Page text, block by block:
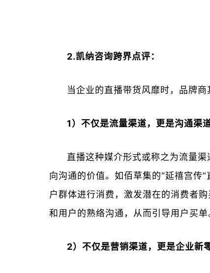
2.凯纳咨询跨界点评：
当企业的直播带货风靡时，品牌
1）不仅是流量渠道，更是沟通渠
直播这种媒介形式或称之为流量
向沟通的价值。如佰草集的“延禧宫传
户群体进行消费，激发潜在的消费者
和用户的熟络沟通，从而引导用户买单
2）不仅是营销渠道，更是企业新